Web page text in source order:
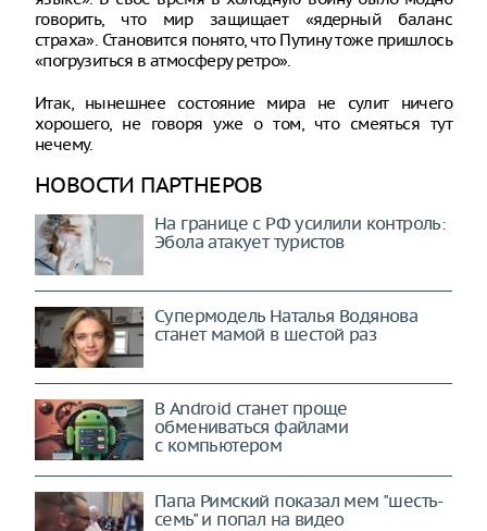
говорить, что мир защищает «ядерный баланс
страха». Становится понято, что Путину тоже пришлось
«погрузиться в атмосферу ретро».
Итак, нынешнее состояние мира не сулит ничего
хорошего, не говоря уже о том, что смеяться тут
нечему.
НОВОСТИ ПАРТНЕРОВ
На границе с РФ усилили контроль:
Эбола атакует туристов
Супермодель Наталья Водянова
станет мамой в шестой раз
В Android станет проще
обмениваться файлами
с компьютером
Папа Римский показал мем "шесть-
семь" и попал на видео